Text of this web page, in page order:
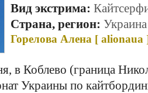
Вид экстрима:
Страна, регион: Украина
Горелова Алена [ alionaua
в Коблево (граница
Украины по